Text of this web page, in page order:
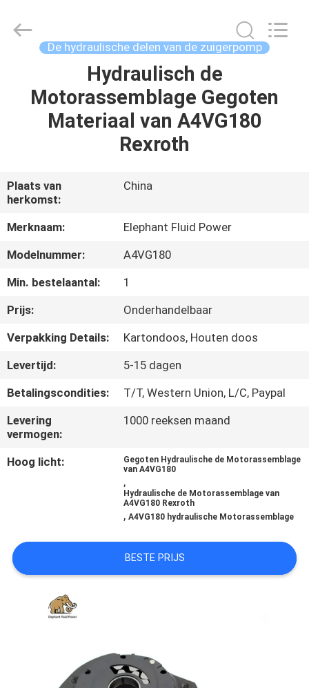
PRODUCTEN
ONS
FABRIEKSREIS
KWALITEITSCONTROLE
CONTACTEER
ONS
NIEUWS
GEVALLEN
SITEMAP
POLICY
Fluid
Power
De hydraulische delen van de zuigerpomp
Hydraulisch de
Motorassemblage Gegoten
Materiaal van A4VG180
Rexroth
Plaats van
herkomst:
China
Merknaam:
Elephant Fluid Power
Modelnummer:
A4VG180
Min. bestelaantal:
1
Prijs:
Onderhandelbaar
Verpakking Details:
Kartondoos, Houten doos
Levertijd:
5-15 dagen
Betalingscondities:
T/T, Western Union, L/C, Paypal
Levering
vermogen:
1000 reeksen maand
Hoog licht:
Gegoten Hydraulische de Motorassemblage
van A4VG180
,
Hydraulische de Motorassemblage van
A4VG180 Rexroth
,A4VG180 hydraulische Motorassemblage
BESTE PRIJS